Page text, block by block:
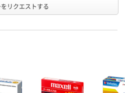
リクエストする